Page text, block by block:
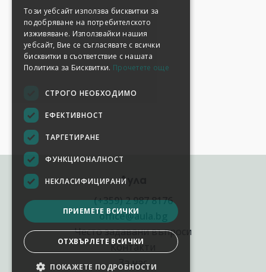
Аула
(+359) 2 987 8176
office@aula.bg
Често задавани въпроси
Контакти
За нас
Този уебсайт използва бисквитки за
подобряване на потребителското
изживяване. Използвайки нашия
уебсайт, Вие се съгласявате с всички
бисквитки в съответствие с нашата
Политика за Бисквитки. Прочетете още
СТРОГО НЕОБХОДИМО
ЕФЕКТИВНОСТ
ТАРГЕТИРАНЕ
ФУНКЦИОНАЛНОСТ
НЕКЛАСИФИЦИРАНИ
ПРИЕМЕТЕ ВСИЧКИ
ОТХВЪРЛЕТЕ ВСИЧКИ
ПОКАЖЕТЕ ПОДРОБНОСТИ